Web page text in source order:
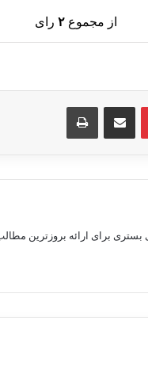
از مجموع ۲ رای
پینترستاشتراک گذاری از طریق ایمیل چاپ
1398 با هدف فراهم سازی بستری برای